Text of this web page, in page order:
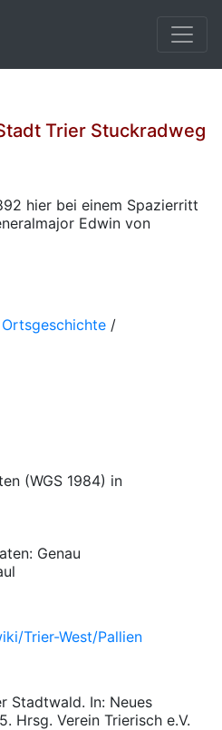
Trier Stuckradweg
hier bei einem Spazierritt
Edwin von
/
(WGS 1984) in
Genau
Trier-West/Pallien
Stadtwald. In: Neues
Hrsg. Verein Trierisch e.V.